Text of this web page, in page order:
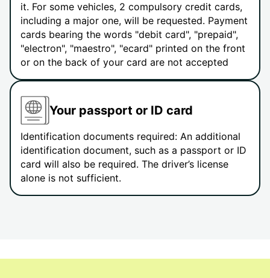
it. For some vehicles, 2 compulsory credit cards,
including a major one, will be requested. Payment
cards bearing the words "debit card", "prepaid",
"electron", "maestro", "ecard" printed on the front
or on the back of your card are not accepted
Your passport or ID card
Identification documents required: An additional
identification document, such as a passport or ID
card will also be required. The driver’s license
alone is not sufficient.